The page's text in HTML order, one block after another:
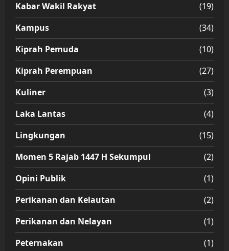
Kabar Wakil Rakyat
(19)
Kampus
(34)
Kiprah Pemuda
(10)
Kiprah Perempuan
(27)
Kuliner
(3)
Laka Lantas
(4)
Lingkungan
(15)
Momen 5 Rajab 1447 H Sekumpul
(2)
Opini Publik
(1)
Perikanan dan Kelautan
(2)
Perikanan dan Nelayan
(1)
Peternakan
(1)